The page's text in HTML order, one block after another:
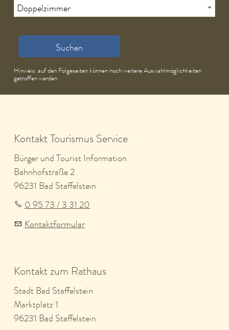
Suchen
Hinweis: auf den Folgeseiten können noch weitere Auswahlmöglichkeiten
getroffen werden.
Kontakt Tourismus Service
Bürger und Tourist Information
Bahnhofstraße 2
96231 Bad Staffelstein
0 95 73 / 3 31 20
Kontaktformular
Kontakt zum Rathaus
Stadt Bad Staffelstein
Marktplatz 1
96231 Bad Staffelstein